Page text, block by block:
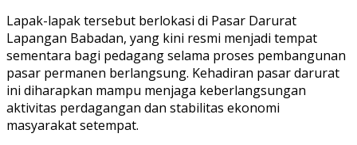
Lapak-lapak tersebut berlokasi di Pasar Darurat
Lapangan Babadan, yang kini resmi menjadi tempat
sementara bagi pedagang selama proses pembangunan
pasar permanen berlangsung. Kehadiran pasar darurat
ini diharapkan mampu menjaga keberlangsungan
aktivitas perdagangan dan stabilitas ekonomi
masyarakat setempat.